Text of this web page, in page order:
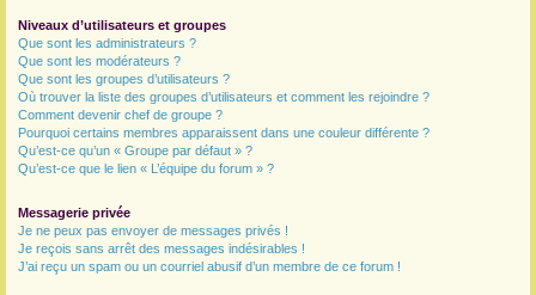
Niveaux d’utilisateurs et groupes
Que sont les administrateurs ?
Que sont les modérateurs ?
Que sont les groupes d’utilisateurs ?
Où trouver la liste des groupes d’utilisateurs et comment les rejoindre ?
Comment devenir chef de groupe ?
Pourquoi certains membres apparaissent dans une couleur différente ?
Qu’est-ce qu’un « Groupe par défaut » ?
Qu’est-ce que le lien « L’équipe du forum » ?
Messagerie privée
Je ne peux pas envoyer de messages privés !
Je reçois sans arrêt des messages indésirables !
J’ai reçu un spam ou un courriel abusif d’un membre de ce forum !